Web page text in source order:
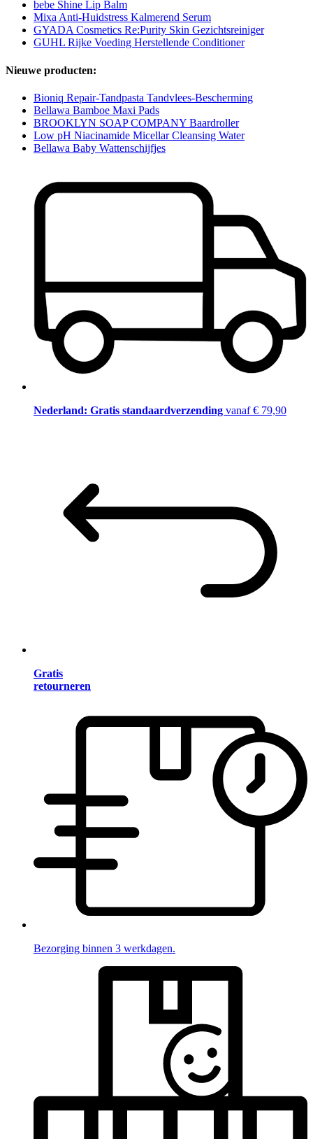
bebe Shine Lip Balm
Mixa Anti-Huidstress Kalmerend Serum
GYADA Cosmetics Re:Purity Skin Gezichtsreiniger
GUHL Rijke Voeding Herstellende Conditioner
Nieuwe producten:
Bioniq Repair-Tandpasta Tandvlees-Bescherming
Bellawa Bamboe Maxi Pads
BROOKLYN SOAP COMPANY Baardroller
Low pH Niacinamide Micellar Cleansing Water
Bellawa Baby Wattenschijfjes
Nederland: Gratis standaardverzending vanaf € 79,90
Gratis
retourneren
Bezorging binnen 3 werkdagen.